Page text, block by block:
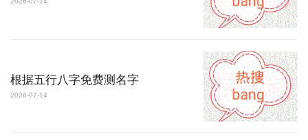
根据五行八字免费测名字
2026-07-14